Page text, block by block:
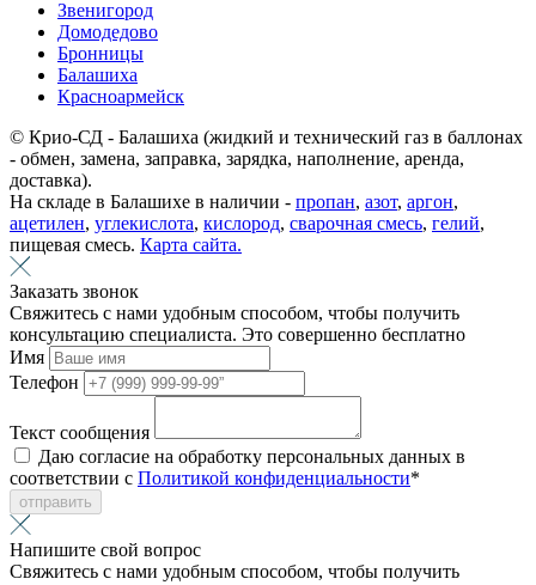
Звенигород
Домодедово
Бронницы
Балашиха
Красноармейск
© Крио-СД - Балашиха (жидкий и технический газ в баллонах
- обмен, замена, заправка, зарядка, наполнение, аренда,
доставка).
На складе в Балашихе в наличии - пропан, азот, аргон,
ацетилен, углекислота, кислород, сварочная смесь, гелий,
пищевая смесь. Карта сайта.
Заказать звонок
Свяжитесь с нами удобным способом, чтобы получить
консультацию специалиста. Это совершенно бесплатно
Имя
Телефон
Текст сообщения
Даю согласие на обработку персональных данных в
соответствии с Политикой конфиденциальности*
отправить
Напишите свой вопрос
Свяжитесь с нами удобным способом, чтобы получить